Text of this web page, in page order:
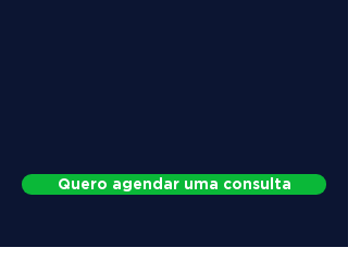
Quero agendar uma consulta